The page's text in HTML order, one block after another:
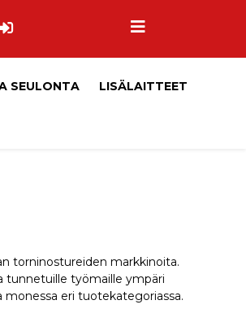
SEULONTA LISÄLAITTEET
torninostureiden markkinoita.
tunnetuille työmaille ympäri
monessa eri tuotekategoriassa.